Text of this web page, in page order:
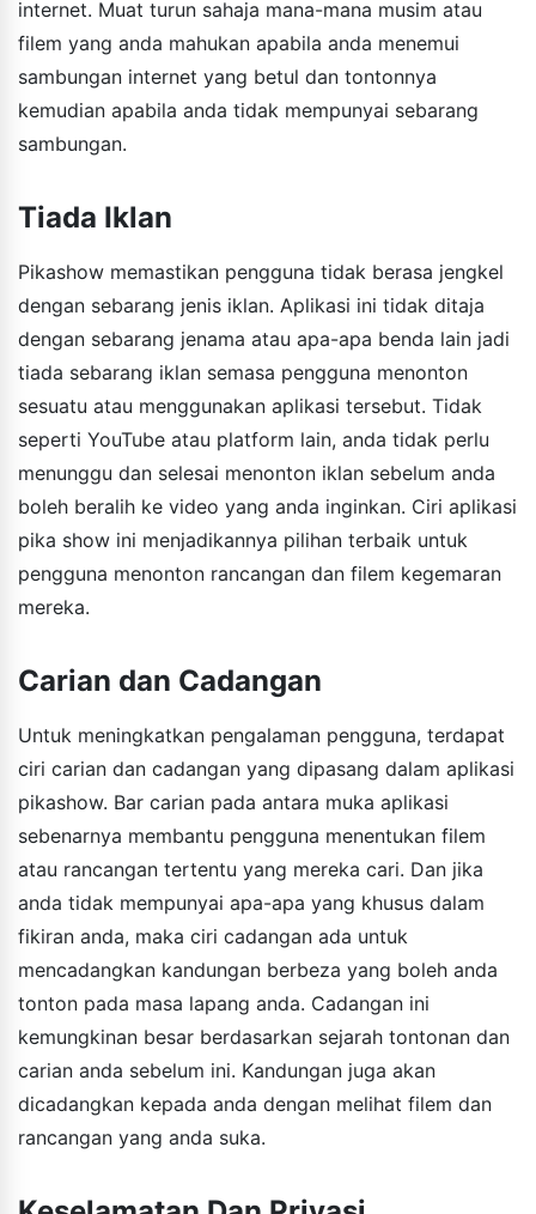
internet. Muat turun sahaja mana-mana musim atau
filem yang anda mahukan apabila anda menemui
sambungan internet yang betul dan tontonnya
kemudian apabila anda tidak mempunyai sebarang
sambungan.
Tiada Iklan
Pikashow memastikan pengguna tidak berasa jengkel
dengan sebarang jenis iklan. Aplikasi ini tidak ditaja
dengan sebarang jenama atau apa-apa benda lain jadi
tiada sebarang iklan semasa pengguna menonton
sesuatu atau menggunakan aplikasi tersebut. Tidak
seperti YouTube atau platform lain, anda tidak perlu
menunggu dan selesai menonton iklan sebelum anda
boleh beralih ke video yang anda inginkan. Ciri aplikasi
pika show ini menjadikannya pilihan terbaik untuk
pengguna menonton rancangan dan filem kegemaran
mereka.
Carian dan Cadangan
Untuk meningkatkan pengalaman pengguna, terdapat
ciri carian dan cadangan yang dipasang dalam aplikasi
pikashow. Bar carian pada antara muka aplikasi
sebenarnya membantu pengguna menentukan filem
atau rancangan tertentu yang mereka cari. Dan jika
anda tidak mempunyai apa-apa yang khusus dalam
fikiran anda, maka ciri cadangan ada untuk
mencadangkan kandungan berbeza yang boleh anda
tonton pada masa lapang anda. Cadangan ini
kemungkinan besar berdasarkan sejarah tontonan dan
carian anda sebelum ini. Kandungan juga akan
dicadangkan kepada anda dengan melihat filem dan
rancangan yang anda suka.